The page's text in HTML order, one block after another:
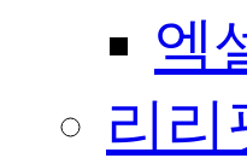
엑
리리